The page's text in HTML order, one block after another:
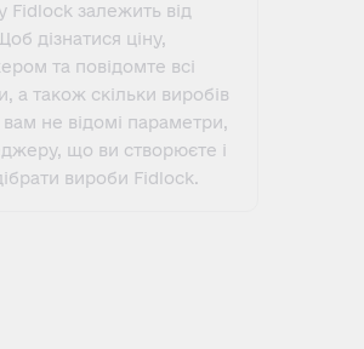
Fidlock залежить від
дізнатися ціну,
та повідомте всі
а також скільки виробів
не відомі параметри,
що ви створюєте і
вироби Fidlock.